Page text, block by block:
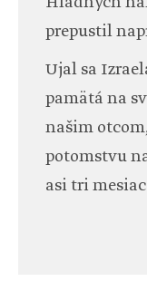
prepustil
Ujal sa
pamätá na
našim
potomstvu
asi tri